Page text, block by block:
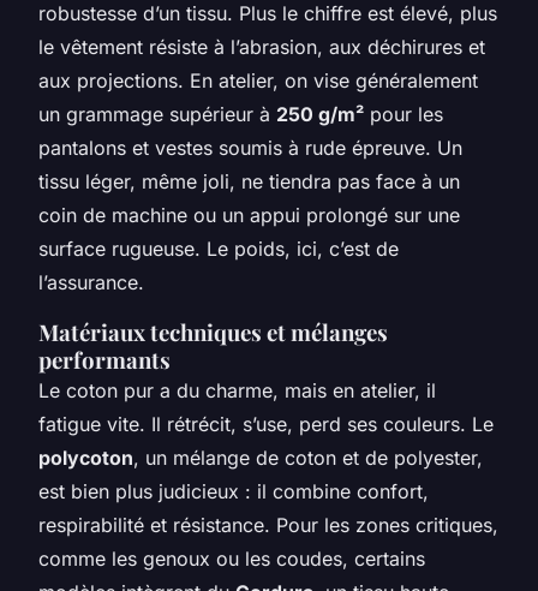
robustesse d’un tissu. Plus le chiffre est élevé, plus
le vêtement résiste à l’abrasion, aux déchirures et
aux projections. En atelier, on vise généralement
un grammage supérieur à 250 g/m² pour les
pantalons et vestes soumis à rude épreuve. Un
tissu léger, même joli, ne tiendra pas face à un
coin de machine ou un appui prolongé sur une
surface rugueuse. Le poids, ici, c’est de
l’assurance.
Matériaux techniques et mélanges
performants
Le coton pur a du charme, mais en atelier, il
fatigue vite. Il rétrécit, s’use, perd ses couleurs. Le
polycoton, un mélange de coton et de polyester,
est bien plus judicieux : il combine confort,
respirabilité et résistance. Pour les zones critiques,
comme les genoux ou les coudes, certains